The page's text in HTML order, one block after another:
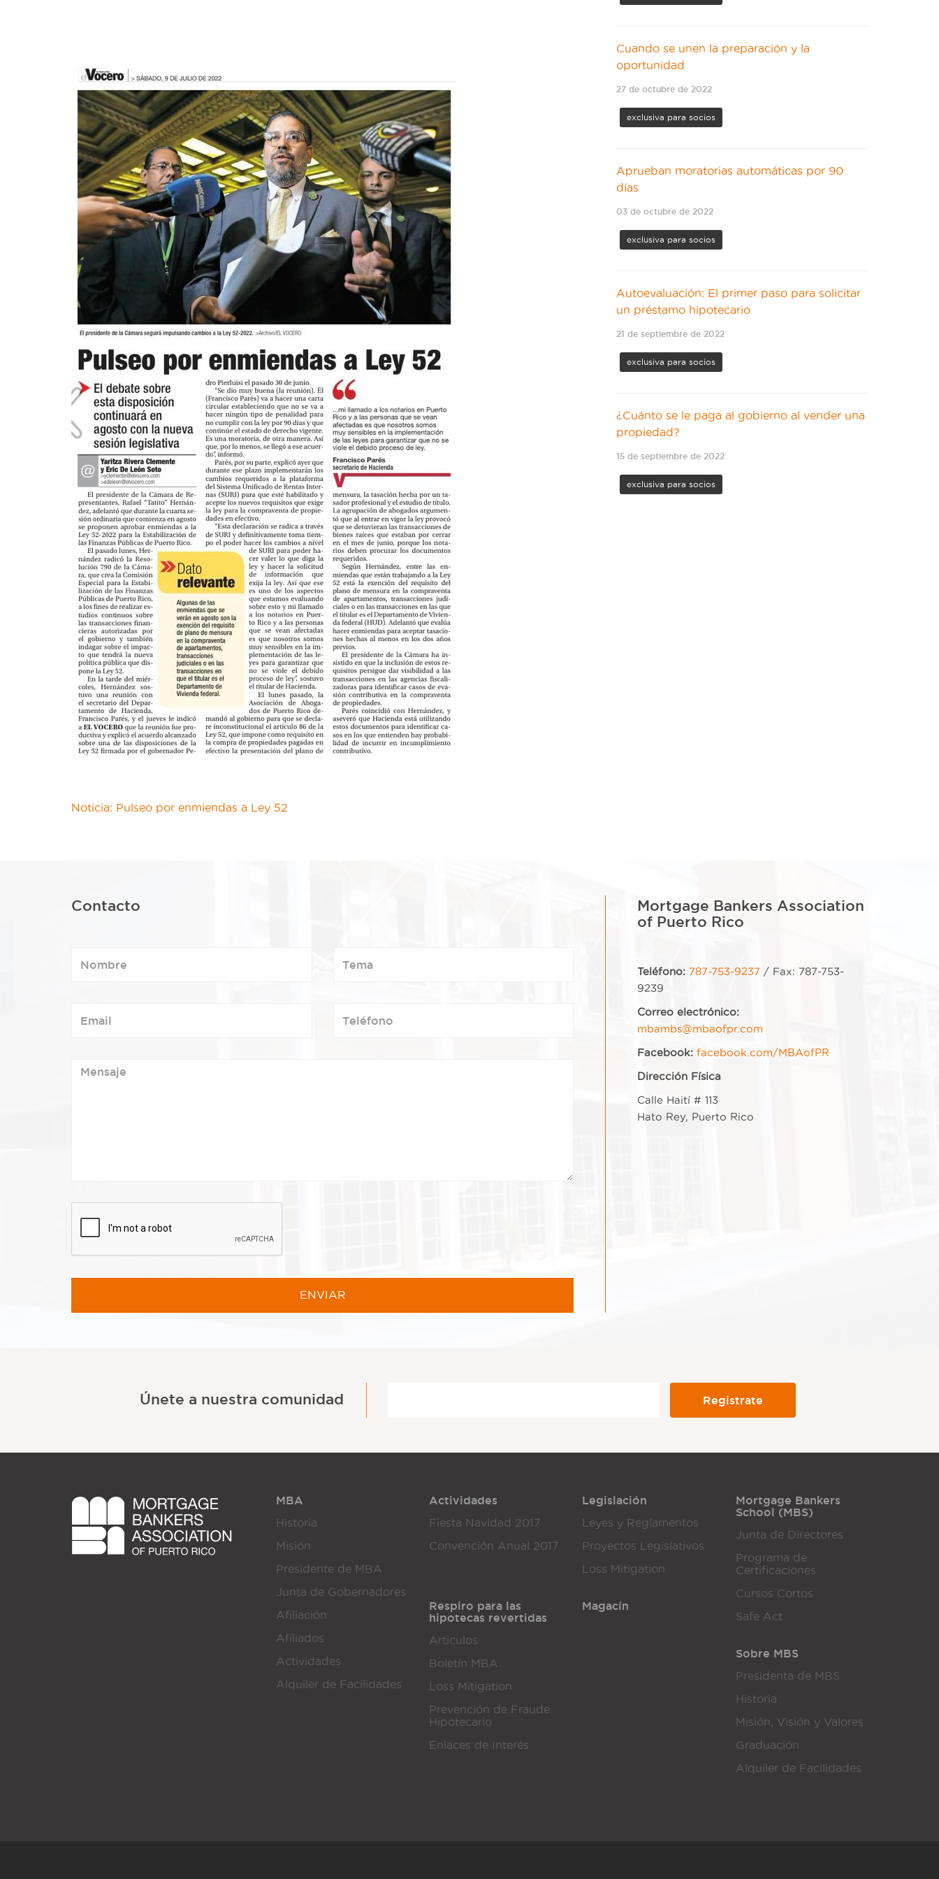
Noticia: Pulseo por enmiendas a Ley 52
Cuando se unen la preparación y la
oportunidad
27 de octubre de 2022
exclusiva para socios
Aprueban moratorias automáticas por 90
días
03 de octubre de 2022
exclusiva para socios
Autoevaluación: El primer paso para solicitar
un préstamo hipotecario
21 de septiembre de 2022
exclusiva para socios
¿Cuánto se le paga al gobierno al vender una
propiedad?
15 de septiembre de 2022
exclusiva para socios
Contacto
Mortgage Bankers Association
of Puerto Rico
Teléfono: 787-753-9237 / Fax: 787-753-
9239
Correo electrónico:
mbambs@mbaofpr.com
Facebook: facebook.com/MBAofPR
Dirección Física
Calle Haití # 113
Hato Rey, Puerto Rico
Únete a nuestra comunidad
MBA
Historia
Misión
Presidente de MBA
Junta de Gobernadores
Afiliación
Afiliados
Actividades
Alquiler de Facilidades
Actividades
Fiesta Navidad 2017
Convención Anual 2017
Legislación
Leyes y Reglamentos
Proyectos Legislativos
Loss Mitigation
Respiro para las
hipotecas revertidas
Articulos
Boletín MBA
Loss Mitigation
Prevención de Fraude
Hipotecario
Enlaces de Interés
Magacín
Mortgage Bankers
School (MBS)
Junta de Directores
Programa de
Certificaciones
Cursos Cortos
Safe Act
Sobre MBS
Presidenta de MBS
Historia
Misión, Visión y Valores
Graduación
Alquiler de Facilidades